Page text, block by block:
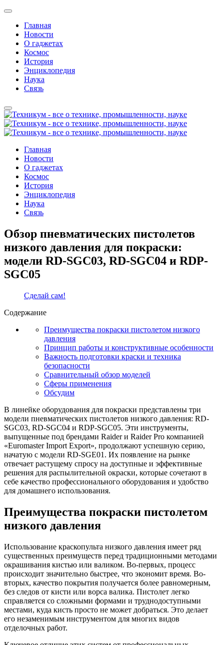
Главная
Новости
О гаджетах
Космос
История
Энциклопедия
Наука
Связь
Главная
Новости
О гаджетах
Космос
История
Энциклопедия
Наука
Связь
Обзор пневматических пистолетов
низкого давления для покраски:
модели RD-SGC03, RD-SGC04 и RDP-
SGC05
Сделай сам!
Содержание
Преимущества покраски пистолетом низкого
давления
Принцип работы и конструктивные особенности
Важность подготовки краски и техника
безопасности
Сравнительный обзор моделей
Сферы применения
Обсудим
В линейке оборудования для покраски представлены три
модели пневматических пистолетов низкого давления: RD-
SGC03, RD-SGC04 и RDP-SGC05. Эти инструменты,
выпущенные под брендами Raider и Raider Pro компанией
«Euromaster Import Export», продолжают успешную серию,
начатую с модели RD-SGE01. Их появление на рынке
отвечает растущему спросу на доступные и эффективные
решения для распылительной окраски, которые сочетают в
себе качество профессионального оборудования и удобство
для домашнего использования.
Преимущества покраски пистолетом
низкого давления
Использование краскопульта низкого давления имеет ряд
существенных преимуществ перед традиционными методами
окрашивания кистью или валиком. Во-первых, процесс
происходит значительно быстрее, что экономит время. Во-
вторых, качество покрытия получается более равномерным,
без следов от кисти или ворса валика. Пистолет легко
справляется со сложными формами и труднодоступными
местами, куда кисть просто не может добраться. Это делает
его незаменимым инструментом для многих видов
отделочных работ.